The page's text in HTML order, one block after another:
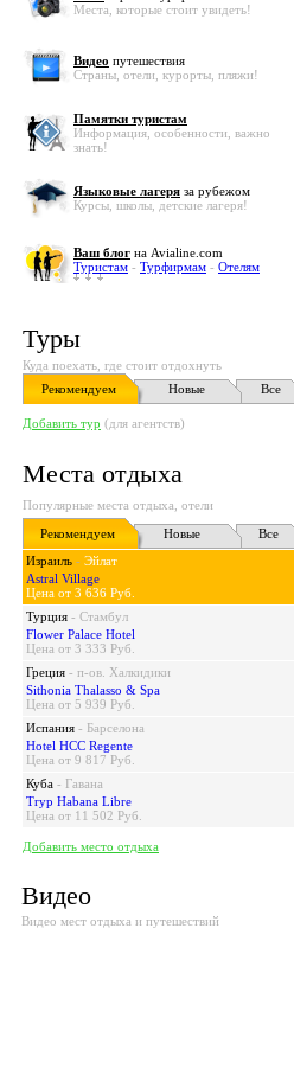
Места, которые стоит увидеть!
Видео путешествия
Страны, отели, курорты, пляжи!
Памятки туристам
Информация, особенности, важно
знать!
Языковые лагеря за рубежом
Курсы, школы, детские лагеря!
Ваш блог на Avialine.com
Туристам - Турфирмам - Отелям
Туры
Куда поехать, где стоит отдохнуть
Рекомендуем
Новые Все
Добавить тур (для агентств)
Места отдыха
Популярные места отдыха, отели
Рекомендуем
Новые
Все
Израиль - Эйлат
Astral Village
Цена от 3 636 Руб.
Турция - Стамбул
Flower Palace Hotel
Цена от 3 333 Руб.
Греция - п-ов. Халкидики
Sithonia Thalasso & Spa
Цена от 5 939 Руб.
Испания - Барселона
Hotel HCC Regente
Цена от 9 817 Руб.
Куба - Гавана
Tryp Habana Libre
Цена от 11 502 Руб.
Добавить место отдыха
Видео
Видео мест отдыха и путешествий